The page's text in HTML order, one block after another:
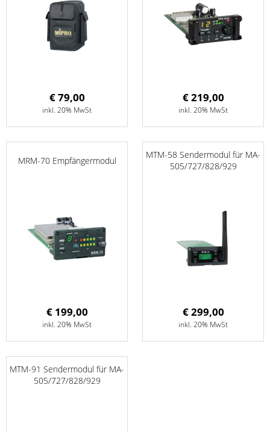
€ 79,00
inkl. 20% MwSt
€ 219,00
inkl. 20% MwSt
MRM-70 Empfängermodul
€ 199,00
inkl. 20% MwSt
MTM-58 Sendermodul für MA-
505/727/828/929
€ 299,00
inkl. 20% MwSt
MTM-91 Sendermodul für MA-
505/727/828/929